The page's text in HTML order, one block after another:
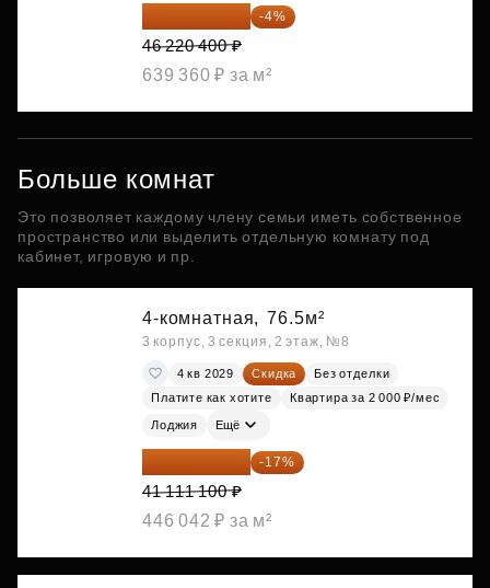
44 371 584 ₽ -4%
46 220 400 ₽
639 360 ₽ за м²
Больше комнат
Это позволяет каждому члену семьи иметь собственное
пространство или выделить отдельную комнату под
кабинет, игровую и пр.
4-комнатная, 76.5м²
3 корпус, 3 секция, 2 этаж, №8
4 кв 2029 Скидка
Без отделки
Платите как хотите
Квартира за 2 000 ₽/мес
Лоджия Ещё
34 122 213 ₽ -17%
41 111 100 ₽
446 042 ₽ за м²